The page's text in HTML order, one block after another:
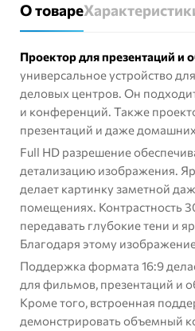
О товаре
Проектор для презентаций и
универсальное устройство
деловых центров. Он
и конференций. Также
презентаций и даже
Full HD разрешение
детализацию изображения.
делает картинку заметной
помещениях. Контрастность
передавать глубокие тени и
Благодаря этому
Поддержка формата 16:9
для фильмов, презентаций и
Кроме того, встроенная
демонстрировать объемный